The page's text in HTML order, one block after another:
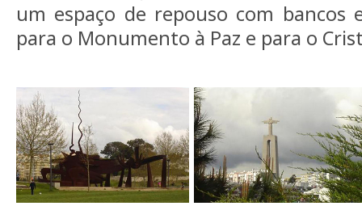
um espaço de repouso com bancos
para o Monumento à Paz e para o